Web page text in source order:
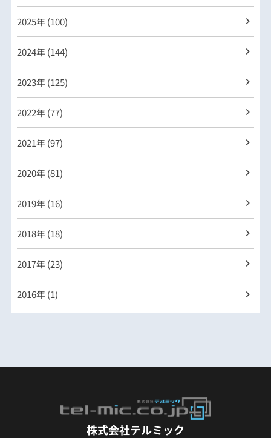
2025年 (100)
2024年 (144)
2023年 (125)
2022年 (77)
2021年 (97)
2020年 (81)
2019年 (16)
2018年 (18)
2017年 (23)
2016年 (1)
株式会社テルミック